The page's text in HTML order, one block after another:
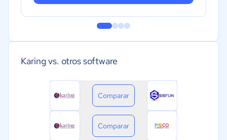
Karing vs. otros software
Comparar
Comparar